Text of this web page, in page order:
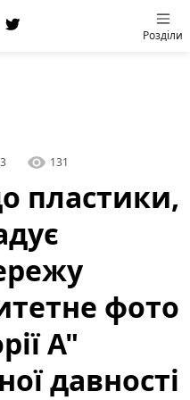
Розділи
131
пластики,
фото
А"
давності